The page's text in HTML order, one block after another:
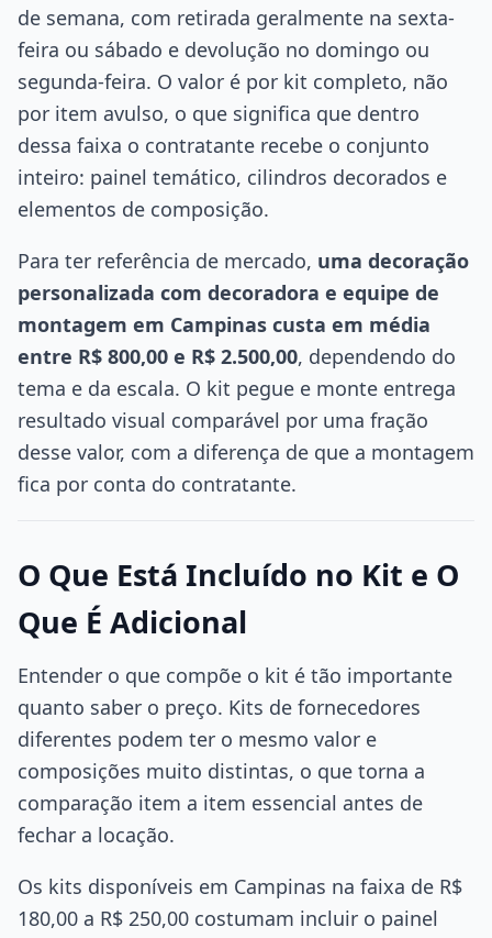
de semana, com retirada geralmente na sexta-
feira ou sábado e devolução no domingo ou
segunda-feira. O valor é por kit completo, não
por item avulso, o que significa que dentro
dessa faixa o contratante recebe o conjunto
inteiro: painel temático, cilindros decorados e
elementos de composição.
Para ter referência de mercado, uma decoração
personalizada com decoradora e equipe de
montagem em Campinas custa em média
entre R$ 800,00 e R$ 2.500,00, dependendo do
tema e da escala. O kit pegue e monte entrega
resultado visual comparável por uma fração
desse valor, com a diferença de que a montagem
fica por conta do contratante.
O Que Está Incluído no Kit e O
Que É Adicional
Entender o que compõe o kit é tão importante
quanto saber o preço. Kits de fornecedores
diferentes podem ter o mesmo valor e
composições muito distintas, o que torna a
comparação item a item essencial antes de
fechar a locação.
Os kits disponíveis em Campinas na faixa de R$
180,00 a R$ 250,00 costumam incluir o painel